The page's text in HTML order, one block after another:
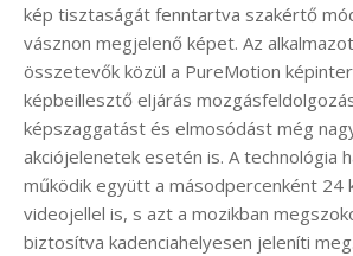
kép tisztaságát fenntartva szakértő
vásznon megjelenő képet. Az
összetevők közül a PureMotion
képbeillesztő eljárás
képszaggatást és elmosódást még
akciójelenetek esetén is. A technológia
működik együtt a másodpercenként 24
videojellel is, s azt a mozikban
biztosítva kadenciahelyesen jeleníti